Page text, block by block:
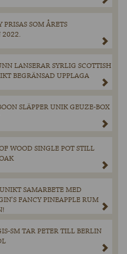
SOM ÅRETS
2022.
LANSERAR SYRLIG SCOTTISH
BEGRÄNSAD UPPLAGA
SLÄPPER UNIK GEUZE-BOX
WOOD SINGLE POT STILL
SAMARBETE MED
FANCY PINEAPPLE RUM
SM TAR PETER TILL BERLIN